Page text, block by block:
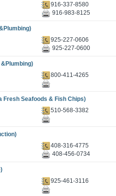
916-337-8580
916-983-8125
925-227-0606
925-227-0600
&Plumbing)
800-411-4265
Fresh Seafoods & Fish Chips)
510-568-3382
408-316-4775
408-456-0734
925-461-3116